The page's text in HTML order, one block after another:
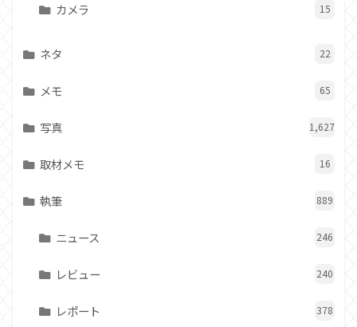
カメラ 15
ネタ 22
メモ 65
写真 1,627
取材メモ 16
執筆 889
ニュース 246
レビュー 240
レポート 378